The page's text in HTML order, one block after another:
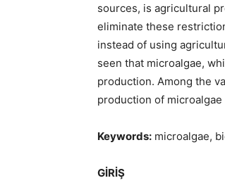
sources, is agricultural
eliminate these
instead of using
seen that microalgae,
production. Among the
production of
Keywords: microalgae,
GİRİŞ